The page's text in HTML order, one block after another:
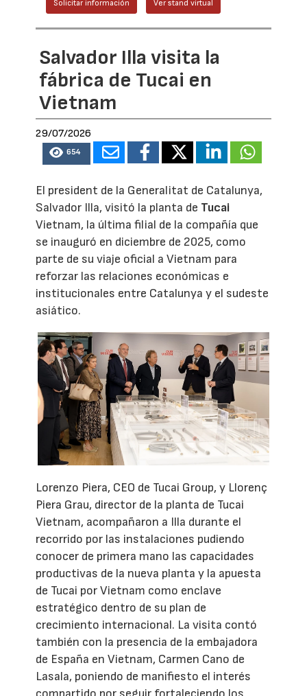
Solicitar información Ver stand virtual
Salvador Illa visita la
fábrica de Tucai en
Vietnam
29/07/2026
654
El president de la Generalitat de Catalunya,
Salvador Illa, visitó la planta de Tucai
Vietnam, la última filial de la compañía que
se inauguró en diciembre de 2025, como
parte de su viaje oficial a Vietnam para
reforzar las relaciones económicas e
institucionales entre Catalunya y el sudeste
asiático.
Lorenzo Piera, CEO de Tucai Group, y Llorenç
Piera Grau, director de la planta de Tucai
Vietnam, acompañaron a Illa durante el
recorrido por las instalaciones pudiendo
conocer de primera mano las capacidades
productivas de la nueva planta y la apuesta
de Tucai por Vietnam como enclave
estratégico dentro de su plan de
crecimiento internacional. La visita contó
también con la presencia de la embajadora
de España en Vietnam, Carmen Cano de
Lasala, poniendo de manifiesto el interés